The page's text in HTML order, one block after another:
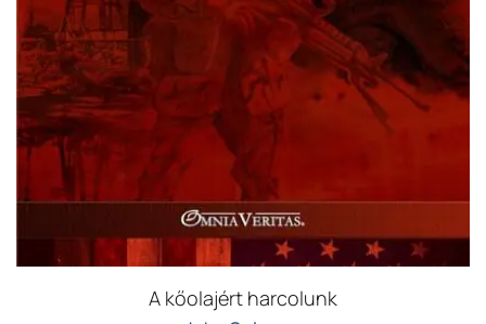
A kőolajért harcolunk